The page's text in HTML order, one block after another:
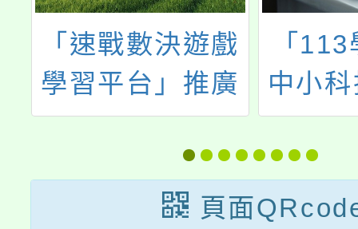
「速戰數決遊戲
學習平台」推廣
工作坊
「
中小
資訊
研習-
技領
頁面